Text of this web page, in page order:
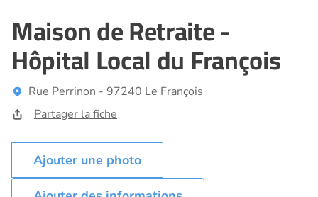
Maison de Retraite -
Hôpital Local du François
Rue Perrinon - 97240 Le François
Partager la fiche